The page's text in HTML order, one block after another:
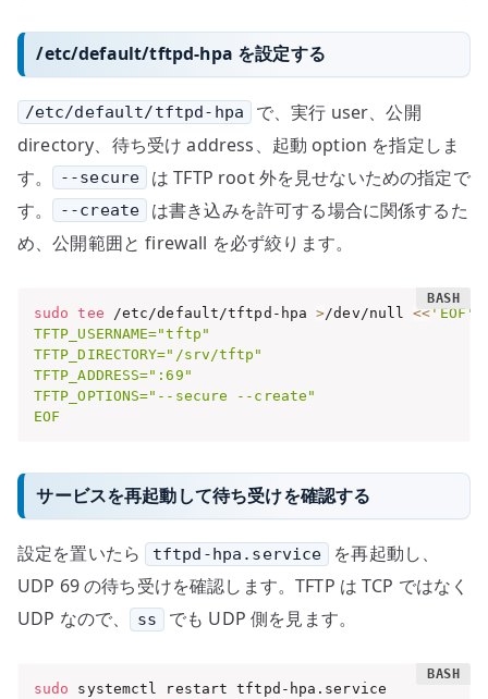
/etc/default/tftpd-hpa を設定する
/etc/default/tftpd-hpa
で、実行 user、公開
directory、待ち受け address、起動 option を指定しま
す。
--secure
は TFTP root 外を見せないための指定で
す。
--create
は書き込みを許可する場合に関係するた
め、公開範囲と firewall を必ず絞ります。
sudo tee /etc/default/tftpd-hpa >/dev/null << 'EOF'
TFTP_USERNAME="tftp"
TFTP_DIRECTORY="/srv/tftp"
TFTP_ADDRESS=":69"
TFTP_OPTIONS="--secure --create"
EOF
サービスを再起動して待ち受けを確認する
設定を置いたら tftpd-hpa.service
を再起動し、
UDP 69 の待ち受けを確認します。TFTP は TCP ではなく
UDP なので、
ss でも UDP 側を見ます。
sudo